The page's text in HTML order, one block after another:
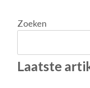
Zoeken
Laatste